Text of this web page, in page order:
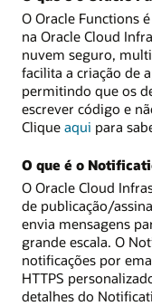
O Oracle Functions
na Oracle Cloud
nuvem seguro,
facilita a criação de
permitindo que os
escrever código e
Clique aqui para
O que é o
O Oracle Cloud
de publicação/
envia mensagens
grande escala. O
notificações por
HTTPS
detalhes do